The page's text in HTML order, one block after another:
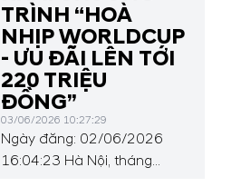
số Hotline duy nhất cho mọi
nhu cầu tư vấn và chăm
sóc khách hàng. Nhằm
nâng cao trải nghiệm khách
hàng và tối ưu hóa quá trình
hỗ trợ, Hyundai Cầu...
TRÌNH “HOÀ
NHỊP WORLDCUP
- ƯU ĐÃI LÊN TỚI
220 TRIỆU
ĐỒNG”
03/06/2026 10:27:29
Ngày đăng: 02/06/2026
16:04:23 Hà Nội, tháng